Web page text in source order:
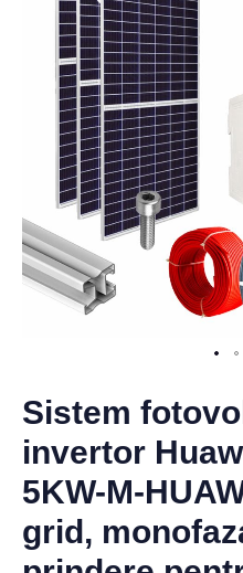
Sistem
invertor
5KW-M-
grid,